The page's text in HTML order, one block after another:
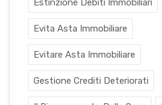
Estinzione Debiti Immobiliari
Evita Asta Immobiliare
Evitare Asta Immobiliare
Gestione Crediti Deteriorati